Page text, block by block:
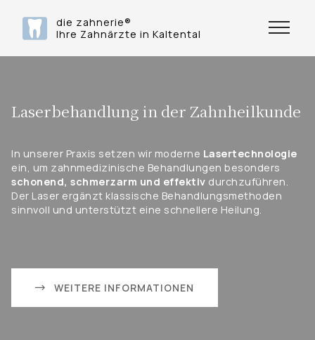
die zahnerie®
Ihre Zahnärzte in Kaltental
Laserbehandlung in der Zahnheilkunde
In unserer Praxis setzen wir moderne Lasertechnologie
ein, um zahnmedizinische Behandlungen besonders
schonend, schmerzarm und effektiv durchzuführen.
Der Laser ergänzt klassische Behandlungsmethoden
sinnvoll und unterstützt eine schnellere Heilung.
WEITERE INFORMATIONEN